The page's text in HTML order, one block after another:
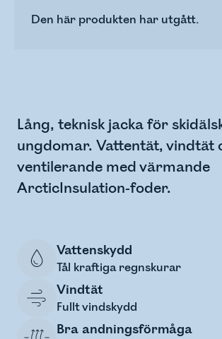
Den här produkten har utgått.
Lång, teknisk jacka för
ungdomar. Vattentät, vindtät
ventilerande med värmande
ArcticInsulation-foder.
Vattenskydd
Tål kraftiga regnskurar
Vindtät
Fullt vindskydd
Bra andningsförmåga